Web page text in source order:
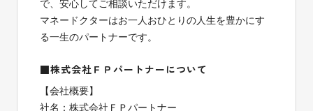
で、安心してご相談いただけます。
マネードクターはお一人おひとりの人生を豊かにす
る一生のパートナーです。
■株式会社ＦＰパートナーについて
【会社概要】
社名：株式会社ＦＰパートナー